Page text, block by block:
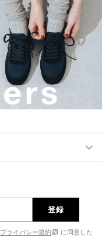
登録
プライバシー規約
に同意した